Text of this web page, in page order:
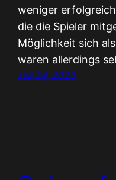
weniger
die die Spieler
Möglichkeit sich
waren allerdings
Juli 24, 2023